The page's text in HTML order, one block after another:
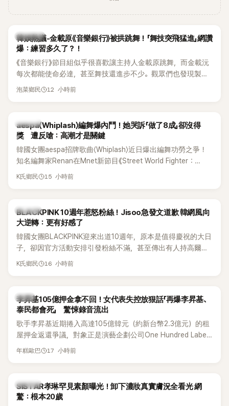
熱議討論
韓娛熱議-金載原《音樂銀行》被拱跳舞！「舞技突飛猛進」網讚
爆：練習多久了？！
《音樂銀行》節目組似乎很喜歡讓主持人金載原跳舞，而金載沅
每次都能使命必達，甚至舞技還進步不少。觀眾們也發現製作
單位對此樂此不疲。
泡菜鄉民 12 小時前
K-POP
aespa〈Whiplash〉編舞爆內鬥！她哭訴「做了8成」卻沒得
獎 遭反嗆：高潮才是關鍵
韓國女團aespa招牌歌曲〈Whiplash〉近日爆出編舞功勞之爭！
知名編舞家Renan在Mnet新節目《Street World Fighter：
Directors' War》預告中，公開談及自己在〈Whiplash〉編舞上的
K氏鄉民 15 小時前
K-POP
BLACKPINK 10週年惹怒粉絲！Jisoo急發文道歉 韓網風向
大逆轉：更有好感了
韓國女團BLACKPINK迎來出道10週年，原本是值得慶祝的大日
子，卻因官方活動安排引發粉絲不滿，甚至傳出有人持高爾夫
球桿到YG娛樂大樓鬧事。Jisoo今（8日）也親自發文向BLINK
K氏鄉民 16 小時前
韓星
李昇基105億押金拿不回！女代表失控放狠話「再爆李昇基、
泰民都會死」 驚悚錄音流出
歌手李昇基近期捲入高達105億韓元（約新台幣2.3億元）的租
屋押金返還爭議，對象正是演藝企劃公司One Hundred Label
代表車佳媛(차가원)。如今事件再掀風波，YouTuber李鎮浩公開
年糕歐巴 17 小時前
K-POP
SISTAR孝琳罕見素顏曝光！卸下濃妝真實膚況全看光 網
驚：根本20歲